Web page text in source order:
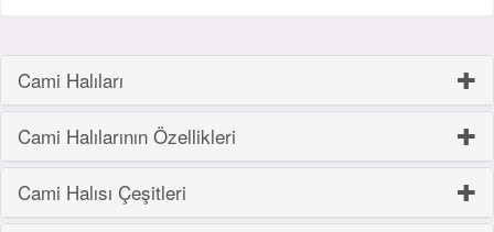
Cami Halıları
Cami Halılarının Özellikleri
Cami Halısı Çeşitleri